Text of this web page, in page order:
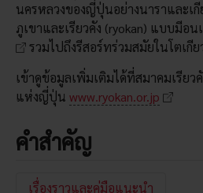
นครหลวงของญี่ปุ่นอย่างนาราและเ
ภูเขาและเรียวคัง (ryokan) แบบมีอ
รวมไปถึงรีสอร์ทร่วมสมัยในโตเกีย
เข้าดูข้อมูลเพิ่มเติมได้ที่สมาคมเรียว
แห่งญี่ปุ่น www.ryokan.or.jp
คำสำคัญ
เรื่องราวและคู่มือแนะนำ